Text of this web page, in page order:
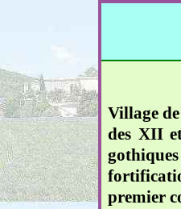
Village
des XII
premier